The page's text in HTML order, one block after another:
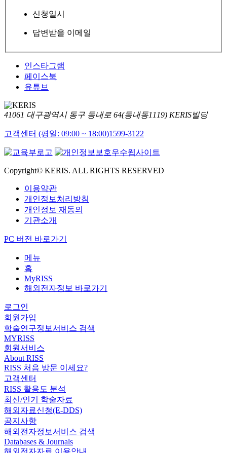
신청일시
답변받을 이메일
인스타그램
페이스북
유튜브
41061 대구광역시 동구 동내로 64(동내동1119) KERIS빌딩
고객센터 (평일: 09:00 ~ 18:00)1599-3122
Copyright© KERIS. ALL RIGHTS RESERVED
이용약관
개인정보처리방침
개인정보 재동의
기관소개
PC 버전 바로가기
메뉴
홈
MyRISS
해외전자정보 바로가기
로그인
회원가입
학술연구정보서비스 검색
MYRISS
회원서비스
About RISS
RISS 처음 방문 이세요?
고객센터
RISS 활용도 분석
최신/인기 학술자료
해외자료신청(E-DDS)
공지사항
해외전자정보서비스 검색
Databases & Journals
해외전자자료 이용안내